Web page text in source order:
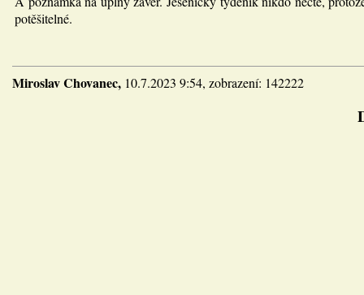
potěšitelné.
Miroslav Chovanec, 10.7.2023 9:54, zobrazení: 142222